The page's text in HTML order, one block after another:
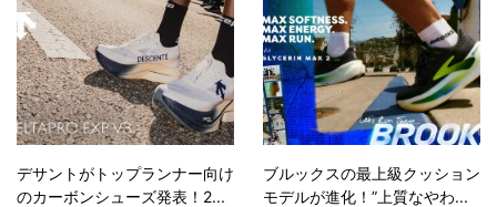
デサントがトップランナー向け
のカーボンシューズ発表！2...
ブルックスの最上級クッション
モデルが進化！”上質なやわ...